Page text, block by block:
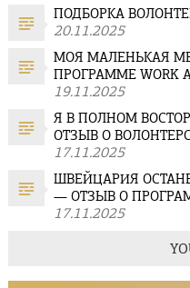
ПОДБОРКА
20.11.2025
МОЯ МАЛЕНЬКАЯ
ПРОГРАММЕ WORK
19.11.2025
Я В ПОЛНОМ
ОТЗЫВ О
17.11.2025
ШВЕЙЦАРИЯ
— ОТЗЫВ О
17.11.2025